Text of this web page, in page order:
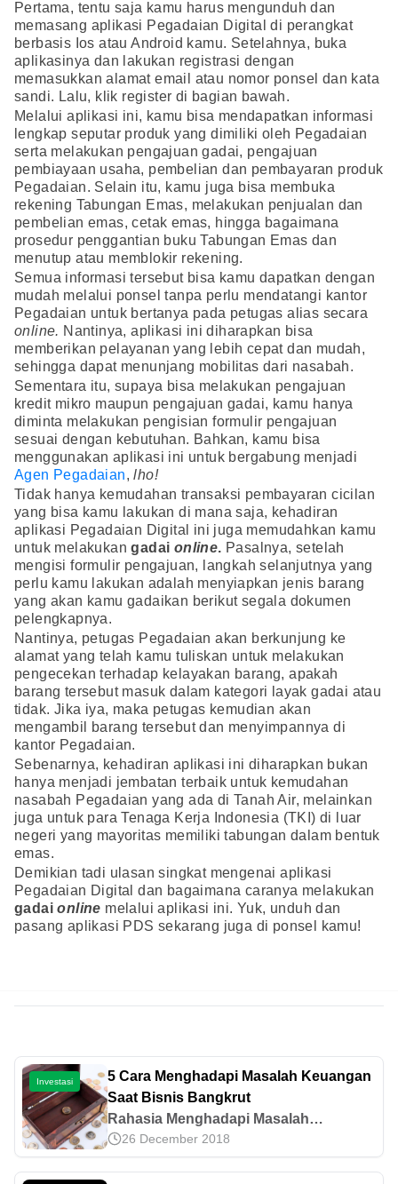
Pertama, tentu saja kamu harus mengunduh dan
memasang aplikasi Pegadaian Digital di perangkat
berbasis Ios atau Android kamu. Setelahnya, buka
aplikasinya dan lakukan registrasi dengan
memasukkan alamat email atau nomor ponsel dan kata
sandi. Lalu, klik register di bagian bawah.
Melalui aplikasi ini, kamu bisa mendapatkan informasi
lengkap seputar produk yang dimiliki oleh Pegadaian
serta melakukan pengajuan gadai, pengajuan
pembiayaan usaha, pembelian dan pembayaran produk
Pegadaian. Selain itu, kamu juga bisa membuka
rekening Tabungan Emas, melakukan penjualan dan
pembelian emas, cetak emas, hingga bagaimana
prosedur penggantian buku Tabungan Emas dan
menutup atau memblokir rekening.
Semua informasi tersebut bisa kamu dapatkan dengan
mudah melalui ponsel tanpa perlu mendatangi kantor
Pegadaian untuk bertanya pada petugas alias secara
online. Nantinya, aplikasi ini diharapkan bisa
memberikan pelayanan yang lebih cepat dan mudah,
sehingga dapat menunjang mobilitas dari nasabah.
Sementara itu, supaya bisa melakukan pengajuan
kredit mikro maupun pengajuan gadai, kamu hanya
diminta melakukan pengisian formulir pengajuan
sesuai dengan kebutuhan. Bahkan, kamu bisa
menggunakan aplikasi ini untuk bergabung menjadi
Agen Pegadaian,lho!
Tidak hanya kemudahan transaksi pembayaran cicilan
yang bisa kamu lakukan di mana saja, kehadiran
aplikasi Pegadaian Digital ini juga memudahkan kamu
untuk melakukangadai online. Pasalnya, setelah
mengisi formulir pengajuan, langkah selanjutnya yang
perlu kamu lakukan adalah menyiapkan jenis barang
yang akan kamu gadaikan berikut segala dokumen
pelengkapnya.
Nantinya, petugas Pegadaian akan berkunjung ke
alamat yang telah kamu tuliskan untuk melakukan
pengecekan terhadap kelayakan barang, apakah
barang tersebut masuk dalam kategori layak gadai atau
tidak. Jika iya, maka petugas kemudian akan
mengambil barang tersebut dan menyimpannya di
kantor Pegadaian.
Sebenarnya, kehadiran aplikasi ini diharapkan bukan
hanya menjadi jembatan terbaik untuk kemudahan
nasabah Pegadaian yang ada di Tanah Air, melainkan
juga untuk para Tenaga Kerja Indonesia (TKI) di luar
negeri yang mayoritas memiliki tabungan dalam bentuk
emas.
Demikian tadi ulasan singkat mengenai aplikasi
Pegadaian Digital dan bagaimana caranya melakukan
gadaionline melalui aplikasi ini. Yuk, unduh dan
pasang aplikasi PDS sekarang juga di ponsel kamu!
Investasi
5 Cara Menghadapi Masalah Keuangan
Saat Bisnis Bangkrut
Rahasia Menghadapi Masalah
Keuangan Saat Bisnis Bangkrut: 5
Strategi Jitu untuk Mengelola dan
26 December 2018